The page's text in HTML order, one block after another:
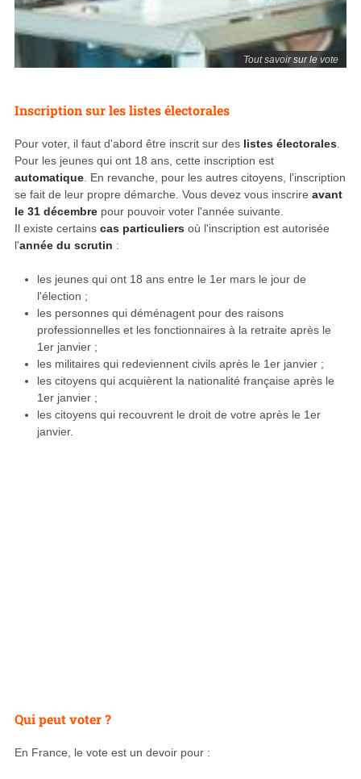
Tout savoir sur le vote
Inscription sur les listes électorales
Pour voter, il faut d'abord être inscrit sur des listes électorales
Pour les jeunes qui ont 18 ans, cette inscription est
automatique . En revanche, pour les autres citoyens, l'inscription
se fait de leur propre démarche. Vous devez vous inscrire avant
le 31 décembre pour pouvoir voter l'année suivante.
Il existe certains cas particuliers où l'inscription est autorisée
l'année du scrutin :
les jeunes qui ont 18 ans entre le 1er mars le jour de
l'élection ;
les personnes qui déménagent pour des raisons
professionnelles et les fonctionnaires à la retraite après le
1er janvier ;
les militaires qui redeviennent civils après le 1er janvier ;
les citoyens qui acquièrent la nationalité française après le
1er janvier ;
les citoyens qui recouvrent le droit de votre après le 1er
janvier.
Qui peut voter ?
En France, le vote est un devoir pour :